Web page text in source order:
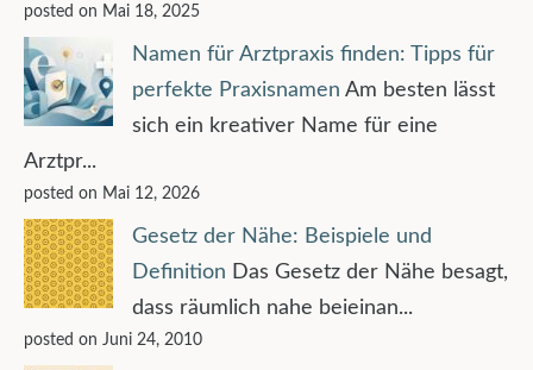
posted on Mai 18, 2025
Namen für Arztpraxis finden: Tipps für
perfekte Praxisnamen Am besten lässt
sich ein kreativer Name für eine
Arztpr...
posted on Mai 12, 2026
Gesetz der Nähe: Beispiele und
Definition Das Gesetz der Nähe besagt,
dass räumlich nahe beieinan...
posted on Juni 24, 2010